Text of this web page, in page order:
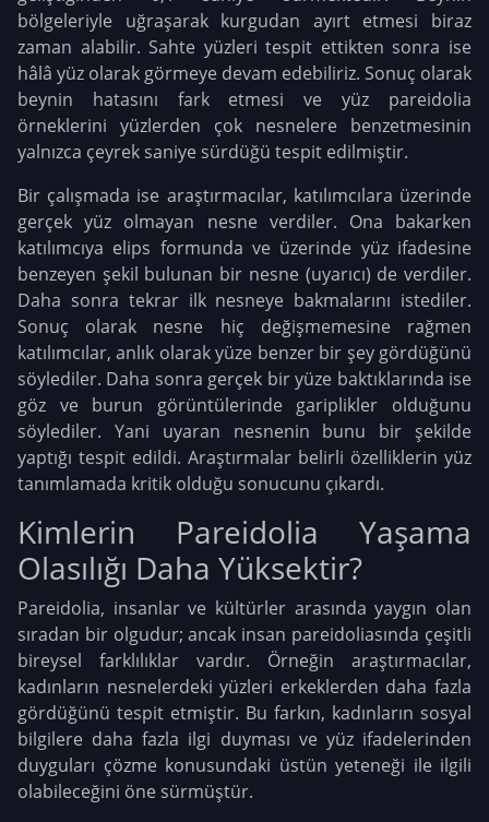
bölgeleriyle uğraşarak kurgudan ayırt etmesi biraz
zaman alabilir. Sahte yüzleri tespit ettikten sonra ise
hâlâ yüz olarak görmeye devam edebiliriz. Sonuç olarak
beynin hatasını fark etmesi ve yüz pareidolia
örneklerini yüzlerden çok nesnelere benzetmesinin
yalnızca çeyrek saniye sürdüğü tespit edilmiştir.
Bir çalışmada ise araştırmacılar, katılımcılara üzerinde
gerçek yüz olmayan nesne verdiler. Ona bakarken
katılımcıya elips formunda ve üzerinde yüz ifadesine
benzeyen şekil bulunan bir nesne (uyarıcı) de verdiler.
Daha sonra tekrar ilk nesneye bakmalarını istediler.
Sonuç olarak nesne hiç değişmemesine rağmen
katılımcılar, anlık olarak yüze benzer bir şey gördüğünü
söylediler. Daha sonra gerçek bir yüze baktıklarında ise
göz ve burun görüntülerinde gariplikler olduğunu
söylediler. Yani uyaran nesnenin bunu bir şekilde
yaptığı tespit edildi. Araştırmalar belirli özelliklerin yüz
tanımlamada kritik olduğu sonucunu çıkardı.
Kimlerin Pareidolia Yaşama
Olasılığı Daha Yüksektir?
Pareidolia, insanlar ve kültürler arasında yaygın olan
sıradan bir olgudur; ancak insan pareidoliasında çeşitli
bireysel farklılıklar vardır. Örneğin araştırmacılar,
kadınların nesnelerdeki yüzleri erkeklerden daha fazla
gördüğünü tespit etmiştir. Bu farkın, kadınların sosyal
bilgilere daha fazla ilgi duyması ve yüz ifadelerinden
duyguları çözme konusundaki üstün yeteneği ile ilgili
olabileceğini öne sürmüştür.